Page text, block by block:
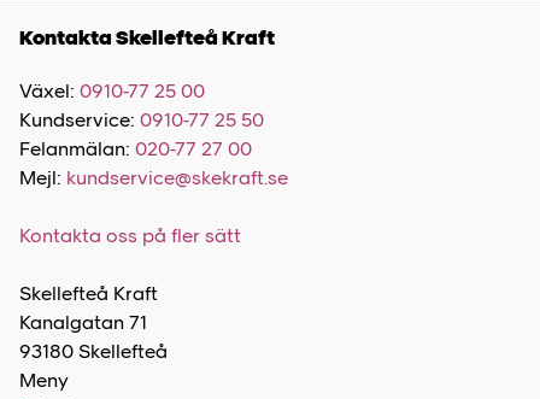
Kontakta Skellefteå Kraft
Växel: 0910-77 25 00
Kundservice: 0910-77 25 50
Felanmälan: 020-77 27 00
Mejl: kundservice@skekraft.se
Kontakta oss på fler sätt
Skellefteå Kraft
Kanalgatan 71
93180 Skellefteå
Meny